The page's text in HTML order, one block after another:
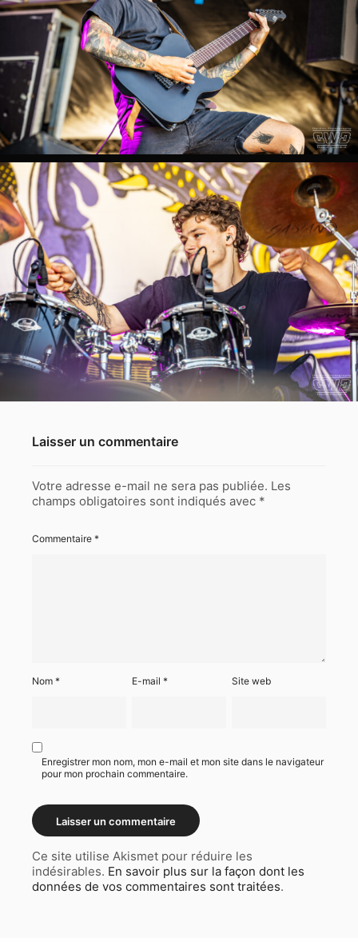
Laisser un commentaire
Votre adresse e-mail ne sera pas publiée. Les
champs obligatoires sont indiqués avec *
Commentaire *
Nom * E-mail* Site web
Enregistrer mon nom, mon e-mail et mon site dans le navigateur
pour mon prochain commentaire.
Ce site utilise Akismet pour réduire les
indésirables. En savoir plus sur la façon dont les
données de vos commentaires sont traitées.